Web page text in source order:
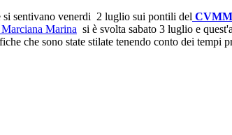
si sentivano venerdi 2 luglio sui pontili del
Marina si è svolta sabato 3 luglio e
che sono state stilate tenendo conto dei tempi